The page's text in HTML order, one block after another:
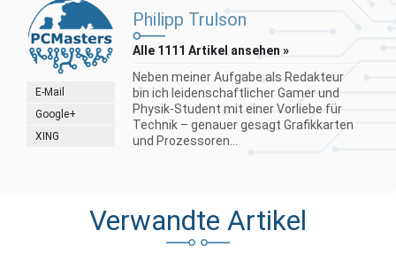
E-Mail
Google+
XING
Philipp Trulson
Alle 1111 Artikel ansehen »
Neben meiner Aufgabe als Redakteur
bin ich leidenschaftlicher Gamer und
Physik-Student mit einer Vorliebe für
Technik – genauer gesagt Grafikkarten
und Prozessoren...
Verwandte Artikel